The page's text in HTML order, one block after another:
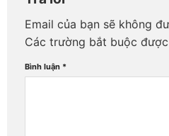
Email của bạn sẽ không
Các trường bắt buộc
Bình luận *